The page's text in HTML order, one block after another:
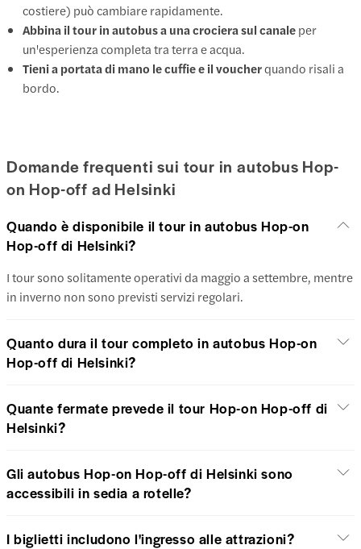
costiere) può cambiare rapidamente.
Abbina il tour in autobus a una crociera sul canaleper
un'esperienza completa tra terra e acqua.
Tieni a portata di mano le cuffie e il voucherquando risali a
bordo.
Domande frequenti sui tour in autobus Hop-
on Hop-off ad Helsinki
Quando è disponibile il tour in autobus Hop-on
Hop-off di Helsinki?
I tour sono solitamente operativi da maggio a settembre, mentre
in inverno non sono previsti servizi regolari.
Quanto dura il tour completo in autobus Hop-on
Hop-off di Helsinki?
Quante fermate prevede il tour Hop-on Hop-off di
Helsinki?
Gli autobus Hop-on Hop-off di Helsinki sono
accessibili in sedia a rotelle?
I biglietti includono l'ingresso alle attrazioni?